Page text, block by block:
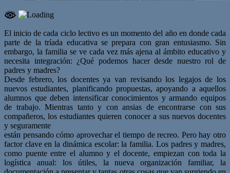
El inicio de cada ciclo lectivo es un momento del año en donde cada
parte de la tríada educativa se prepara con gran entusiasmo. Sin
embargo, la familia se ve cada vez más ajena al ámbito educativo y
necesita integración: ¿Qué podemos hacer desde nuestro rol de
padres y madres?
Desde febrero, los docentes ya van revisando los legajos de los
nuevos estudiantes, planificando propuestas, apoyando a aquellos
alumnos que deben intensificar conocimientos y armando equipos
de trabajo. Mientras tanto y con ansias de encontrarse con sus
compañeros, los estudiantes quieren conocer a sus nuevos docentes
y seguramente
están pensando cómo aprovechar el tiempo de recreo. Pero hay otro
factor clave en la dinámica escolar: la familia. Los padres y madres,
como puente entre el alumno y el docente, empiezan con toda la
logística anual: los útiles, la nueva organización familiar, la